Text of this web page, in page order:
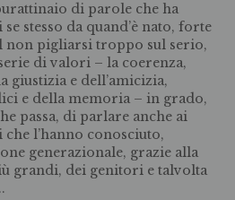
di parole che ha
stesso da quand’è nato, forte
non pigliarsi troppo sul serio,
di valori – la coerenza,
giustizia e dell’amicizia,
e della memoria – in grado,
passa, di parlare anche ai
l’hanno conosciuto,
generazionale, grazie alla
grandi, dei genitori e talvolta